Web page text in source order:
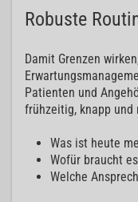
Robuste
Damit Grenzen
Patienten und
frühzeitig, knapp
Was ist heute
Wofür braucht
Welche